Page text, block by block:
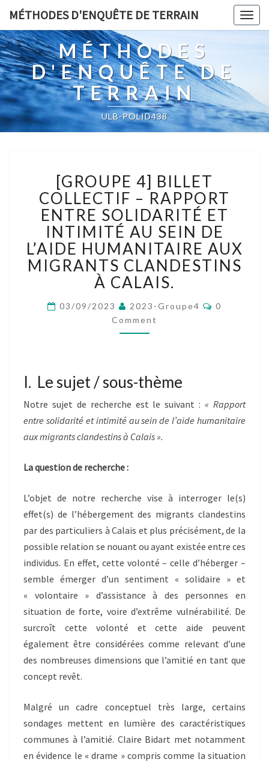
MÉTHODES D'ENQUÊTE DE TERRAIN
MÉTHODES
D'ENQUÊTE DE
TERRAIN
ULB-POLID438
4]
BILLET
COLLECTIF
–
RAPPORT
ENTRE
SOLIDARITÉ
ET
INTIMITÉ
SEIN
DE
MIGRANTS
CLANDESTINS
À
CALAIS.
[GROUPE 4] BILLET
COLLECTIF – RAPPORT
ENTRE SOLIDARITÉ ET
INTIMITÉ AU SEIN DE
L’AIDE HUMANITAIRE AUX
MIGRANTS CLANDESTINS
À CALAIS.
03/09/2023 2023-Groupe4 Comments
0
Comment
I. Le sujet / sous-thème
Notre sujet de recherche est le suivant :« Rapport
entre solidarité et intimité au sein de l’aide humanitaire
aux migrants clandestins à Calais ».
La question de recherche :
L’objet de notre recherche vise à interroger le(s)
effet(s) de l’hébergement des migrants clandestins
par des particuliers à Calais et plus précisément, de la
possible relation se nouant ou ayant existée entre ces
individus. En effet, cette volonté – celle d’héberger –
semble émerger d’un sentiment « solidaire » et
« volontaire » d’assistance à des personnes en
situation de forte, voire d’extrême vulnérabilité. De
surcroît cette volonté et cette aide peuvent
également être considérées comme relevant d’une
des nombreuses dimensions que l’amitié en tant que
concept revêt.
Malgré un cadre conceptuel très large, certains
sondages mettent en lumière des caractéristiques
communes à l’amitié. Claire Bidart met notamment
en évidence le « drame » compris comme la situation